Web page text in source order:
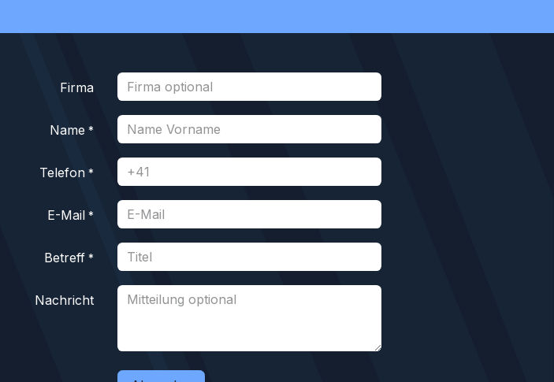
Firma
Name *
Telefon*
E-Mail *
Betreff*
Nachricht